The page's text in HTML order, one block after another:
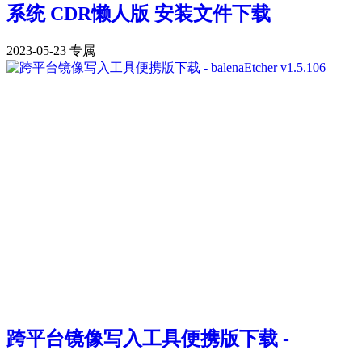
系统 CDR懒人版 安装文件下载
2023-05-23 专属
跨平台镜像写入工具便携版下载 -